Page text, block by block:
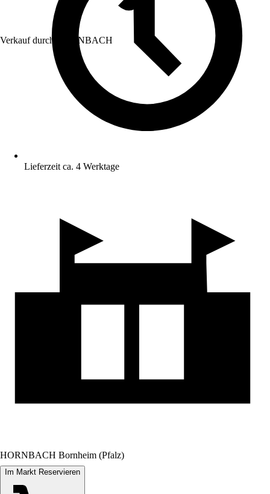
Verkauf durch: HORNBACH
Lieferzeit ca. 4 Werktage
HORNBACH Bornheim (Pfalz)
Im Markt Reservieren